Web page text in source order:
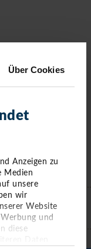
Über Cookies
Anzeigen zu
Medien
unsere
wir
Website
und
diese